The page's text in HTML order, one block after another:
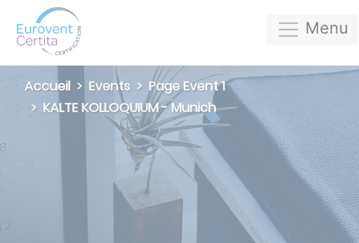
Menu
Accueil Events
Page Event 1
KALTE KOLLOQUIUM - Munich